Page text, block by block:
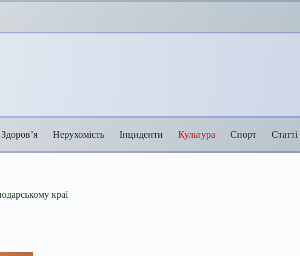
Здоров’я Нерухомість Інциденти Культура Спорт Статті
краї